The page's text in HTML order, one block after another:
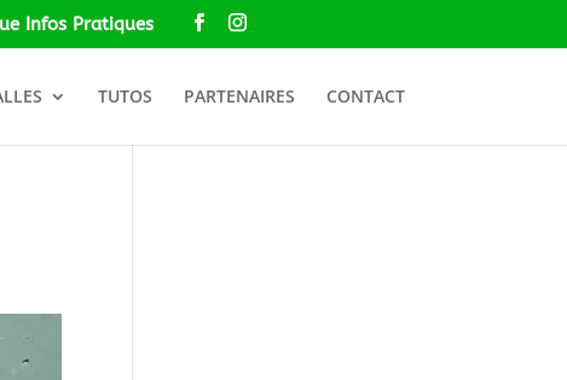
Infos Pratiques
TUTOS PARTENAIRES CONTACT